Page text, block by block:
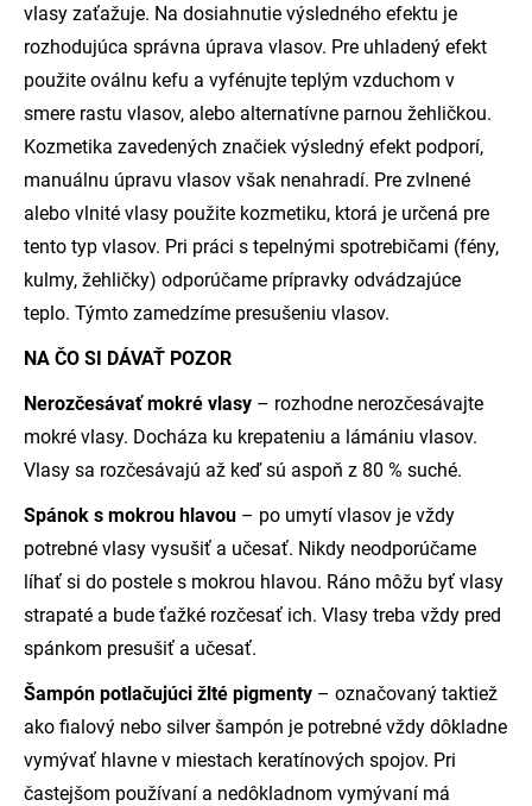
vlasy zaťažuje. Na dosiahnutie výsledného efektu je
rozhodujúca správna úprava vlasov. Pre uhladený efekt
použite oválnu kefu a vyfénujte teplým vzduchom v
smere rastu vlasov, alebo alternatívne parnou žehličkou.
Kozmetika zavedených značiek výsledný efekt podporí,
manuálnu úpravu vlasov však nenahradí. Pre zvlnené
alebo vlnité vlasy použite kozmetiku, ktorá je určená pre
tento typ vlasov. Pri práci s tepelnými spotrebičami (fény,
kulmy, žehličky) odporúčame prípravky odvádzajúce
teplo. Týmto zamedzíme presušeniu vlasov.
NA ČO SI DÁVAŤ POZOR
Nerozčesávať mokré vlasy – rozhodne nerozčesávajte
mokré vlasy. Docháza ku krepateniu a lámániu vlasov.
Vlasy sa rozčesávajú až keď sú aspoň z 80 % suché.
Spánok s mokrou hlavou – po umytí vlasov je vždy
potrebné vlasy vysušiť a učesať. Nikdy neodporúčame
líhať si do postele s mokrou hlavou. Ráno môžu byť vlasy
strapaté a bude ťažké rozčesať ich. Vlasy treba vždy pred
spánkom presušiť a učesať.
Šampón potlačujúci žlté pigmenty – označovaný taktiež
ako fialový nebo silver šampón je potrebné vždy dôkladne
vymývať hlavne v miestach keratínových spojov. Pri
častejšom používaní a nedôkladnom vymývaní má